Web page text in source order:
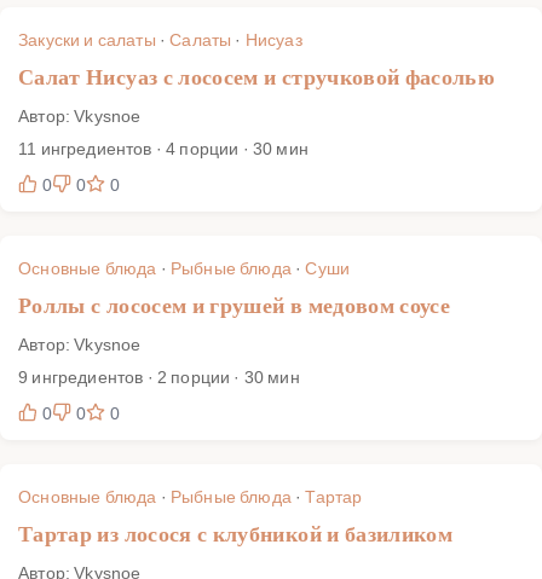
Закуски и салаты ·Салаты · Нисуаз
Салат Нисуаз с лососем и стручковой фасолью
Автор: Vkysnoe
11 ингредиентов · 4 порции · 30 мин
0
0 0
Основные блюда · Рыбные блюда·Суши
Роллы с лососем и грушей в медовом соусе
Автор: Vkysnoe
9 ингредиентов · 2 порции · 30 мин
0
0 0
Основные блюда · Рыбные блюда·Тартар
Тартар из лосося с клубникой и базиликом
Автор: Vkysnoe